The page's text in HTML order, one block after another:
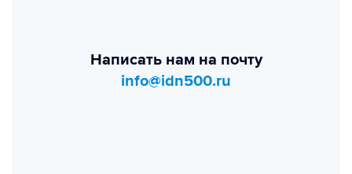
Написать нам на почту
info@idn500.ru